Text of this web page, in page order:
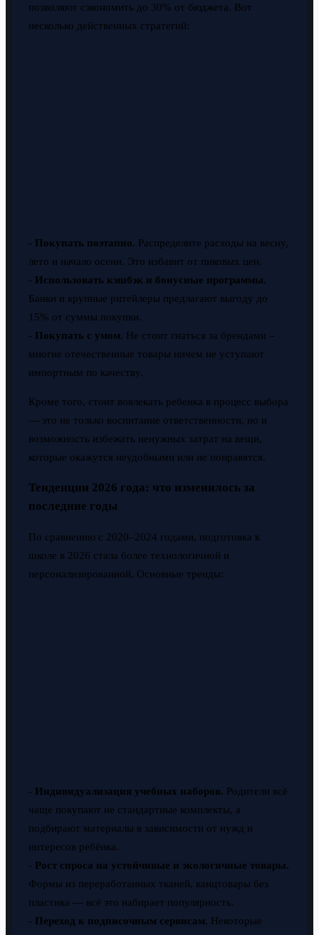
позволяют сэкономить до 30% от бюджета. Вот
несколько действенных стратегий:
- Покупать поэтапно. Распределите расходы на весну,
лето и начало осени. Это избавит от пиковых цен.
- Использовать кэшбэк и бонусные программы.
Банки и крупные ритейлеры предлагают выгоду до
15% от суммы покупки.
- Покупать с умом. Не стоит гнаться за брендами –
многие отечественные товары ничем не уступают
импортным по качеству.
Кроме того, стоит вовлекать ребенка в процесс выбора
— это не только воспитание ответственности, но и
возможность избежать ненужных затрат на вещи,
которые окажутся неудобными или не понравятся.
Тенденции 2026 года: что изменилось за
последние годы
По сравнению с 2020–2024 годами, подготовка к
школе в 2026 стала более технологичной и
персонализированной. Основные тренды:
- Индивидуализация учебных наборов. Родители всё
чаще покупают не стандартные комплекты, а
подбирают материалы в зависимости от нужд и
интересов ребёнка.
- Рост спроса на устойчивые и экологичные товары.
Формы из переработанных тканей, канцтовары без
пластика — всё это набирает популярность.
- Переход к подписочным сервисам. Некоторые